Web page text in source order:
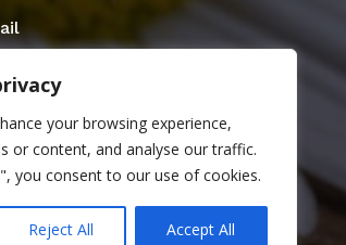
your browsing experience,
or content, and analyse our traffic.
you consent to our use of cookies.
Reject All Accept All
Budapest, Bartók Béla u.28. I/1.